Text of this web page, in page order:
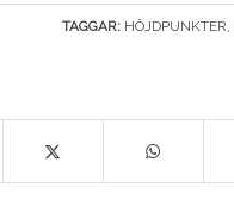
TAGGAR: HÖJDPUNKTER,